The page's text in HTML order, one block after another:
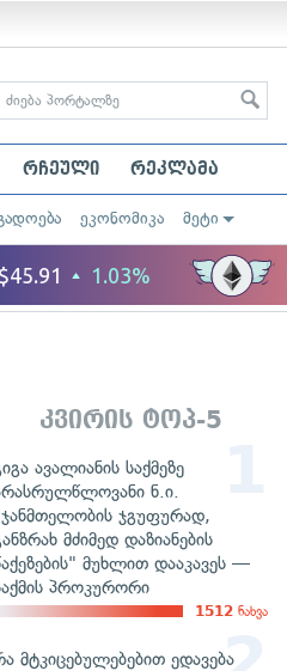
რჩეული რეკლამა
ეკონომიკა მეტი
კვირის ტოპ-5
ავალიანის საქმეზე
ნ.ი.
ჯგუფურად,
მძიმედ დაზიანების
მუხლით დააკავეს —
პროკურორი
1512 ნახვა
მტკიცებულებებით ედავება